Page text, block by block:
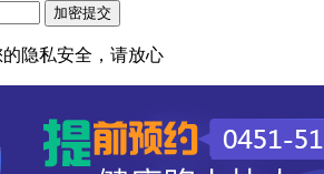
隐私安全，请放心